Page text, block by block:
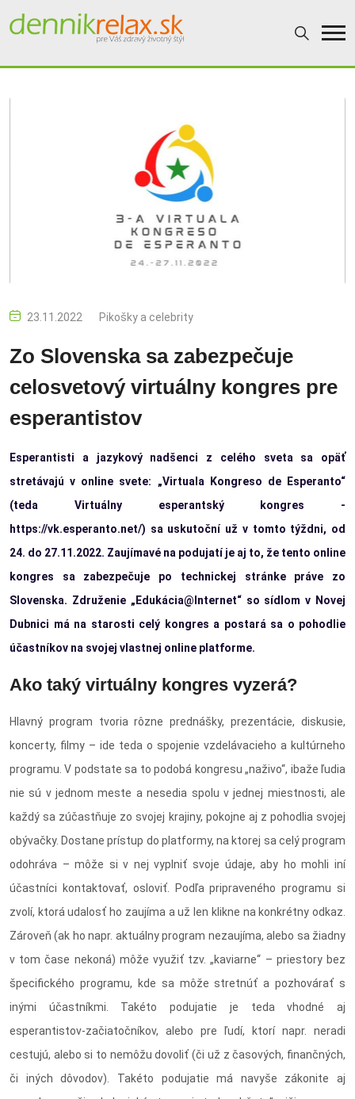
23.11.2022 Pikošky a celebrity
Zo Slovenska sa zabezpečuje
celosvetový virtuálny kongres pre
esperantistov
Esperantisti a jazykový nadšenci z celého sveta sa opäť
stretávajú v online svete: „Virtuala Kongreso de Esperanto“
(teda Virtuálny esperantský kongres -
https://vk.esperanto.net/) sa uskutoční už v tomto týždni, od
24. do 27.11.2022. Zaujímavé na podujatí je aj to, že tento online
kongres sa zabezpečuje po technickej stránke práve zo
Slovenska. Združenie „Edukácia@Internet“ so sídlom v Novej
Dubnici má na starosti celý kongres a postará sa o pohodlie
účastníkov na svojej vlastnej online platforme.
Ako taký virtuálny kongres vyzerá?
Hlavný program tvoria rôzne prednášky, prezentácie, diskusie,
koncerty, filmy – ide teda o spojenie vzdelávacieho a kultúrneho
programu. V podstate sa to podobá kongresu „naživo“, ibaže ľudia
nie sú v jednom meste a nesedia spolu v jednej miestnosti, ale
každý sa zúčastňuje zo svojej krajiny, pokojne aj z pohodlia svojej
obývačky. Dostane prístup do platformy, na ktorej sa celý program
odohráva – môže si v nej vyplniť svoje údaje, aby ho mohli iní
účastníci kontaktovať, osloviť. Podľa pripraveného programu si
zvolí, ktorá udalosť ho zaujíma a už len klikne na konkrétny odkaz.
Zároveň (ak ho napr. aktuálny program nezaujíma, alebo sa žiadny
v tom čase nekoná) môže využiť tzv. „kaviarne“ – priestory bez
špecifického programu, kde sa môže stretnúť a pozhovárať s
inými účastníkmi. Takéto podujatie je teda vhodné aj
esperantistov-začiatočníkov, alebo pre ľudí, ktorí napr. neradi
cestujú, alebo si to nemôžu dovoliť (či už z časových, finančných,
či iných dôvodov). Takéto podujatie má navyše zákonite aj